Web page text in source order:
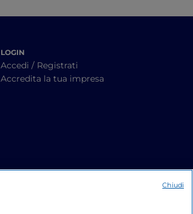
LOGIN
Accedi / Registrati
Accredita la tua impresa
Chiudi